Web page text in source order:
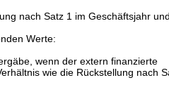
nach Satz 1 im Geschäftsjahr
Werte:
wenn der extern finanzierte
wie die Rückstellung nach